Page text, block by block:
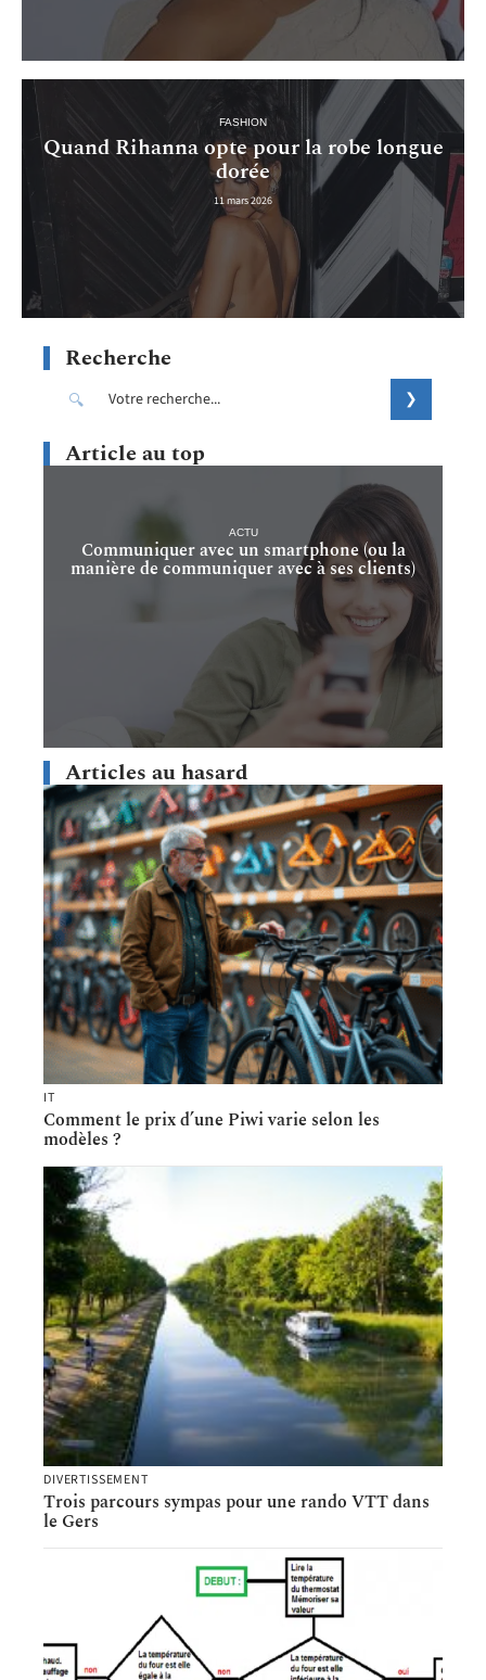
FASHION
Quand Rihanna opte pour la robe longue
dorée
11 mars 2026
Recherche
Article au top
ACTU
Communiquer avec un smartphone (ou la
manière de communiquer avec à ses clients)
Articles au hasard
IT
Comment le prix d’une Piwi varie selon les
modèles ?
DIVERTISSEMENT
Trois parcours sympas pour une rando VTT dans
le Gers